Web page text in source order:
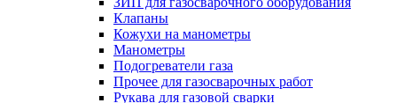
Клапаны
Кожухи на манометры
Манометры
Подогреватели газа
Прочее для газосварочных работ
Рукава для газовой сварки